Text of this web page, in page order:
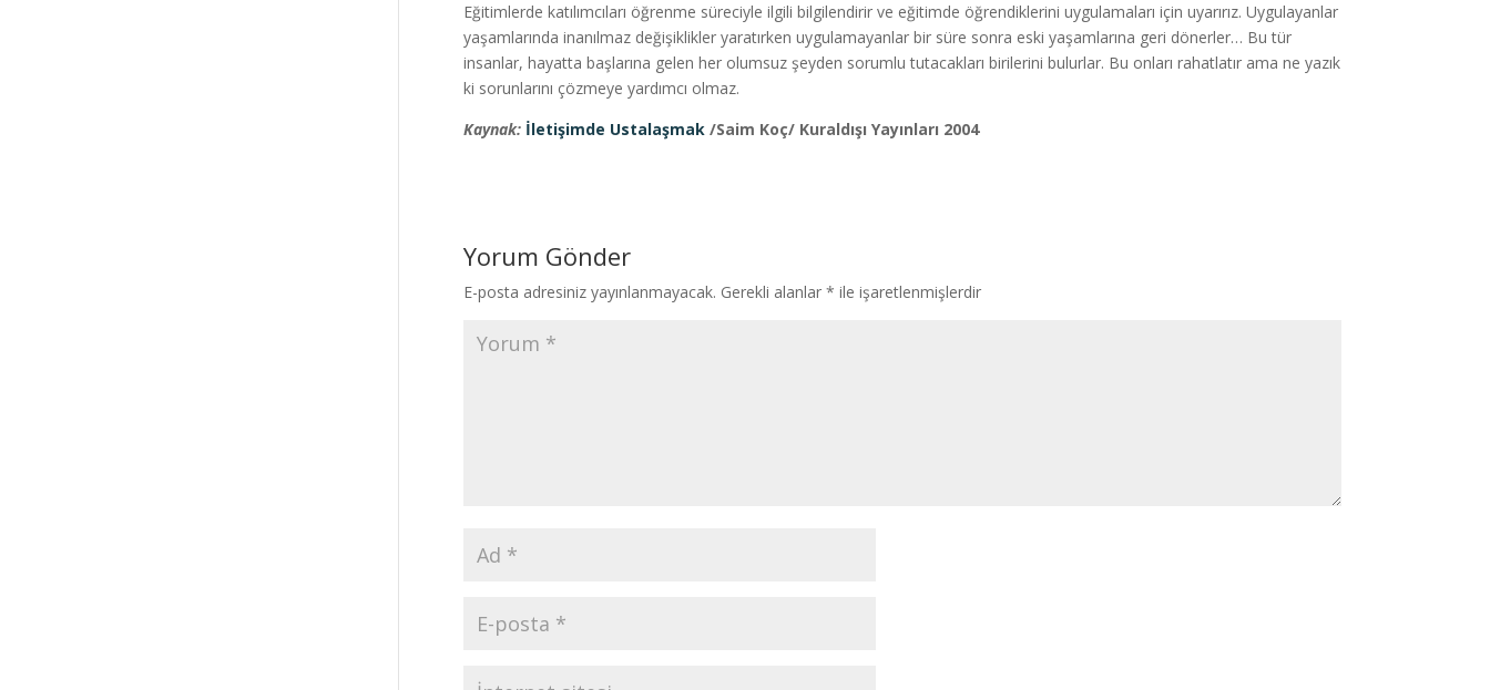
Eğitimlerde katılımcıları öğrenme süreciyle ilgili bilgilendirir ve eğitimde öğrendiklerini uygulamaları için uyarırız. Uygulayanlar
yaşamlarında inanılmaz değişiklikler yaratırken uygulamayanlar bir süre sonra eski yaşamlarına geri dönerler… Bu tür
insanlar, hayatta başlarına gelen her olumsuz şeyden sorumlu tutacakları birilerini bulurlar. Bu onları rahatlatır ama ne yazık
ki sorunlarını çözmeye yardımcı olmaz.
Kaynak: İletişimde Ustalaşmak /Saim Koç/ Kuraldışı Yayınları 2004
Yorum Gönder
E-posta adresiniz yayınlanmayacak. Gerekli alanlar * ile işaretlenmişlerdir